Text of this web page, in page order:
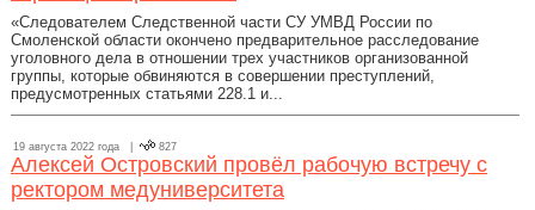
«Следователем Следственной части СУ УМВД России по
Смоленской области окончено предварительное расследование
уголовного дела в отношении трех участников организованной
группы, которые обвиняются в совершении преступлений,
предусмотренных статьями 228.1 и...
19 августа 2022 года | 827
Алексей Островский провёл рабочую встречу с
ректором медуниверситета